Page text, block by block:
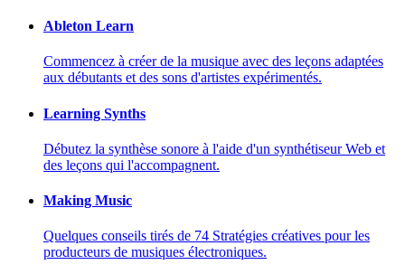
Ableton Learn
Commencez à créer de la musique avec des leçons adaptées
aux débutants et des sons d'artistes expérimentés.
Learning Synths
Débutez la synthèse sonore à l'aide d'un synthétiseur Web et
des leçons qui l'accompagnent.
Making Music
Quelques conseils tirés de 74 Stratégies créatives pour les
producteurs de musiques électroniques.